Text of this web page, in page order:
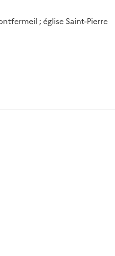
; église Saint-Pierre